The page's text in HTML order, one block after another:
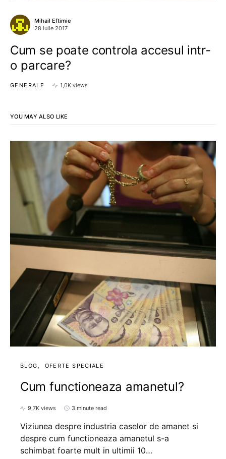
Mihail Eftimie
28 iulie 2017
Cum se poate controla accesul intr-
o parcare?
GENERALE 1,0K views
YOU MAY ALSO LIKE
BLOG OFERTE SPECIALE
Cum functioneaza amanetul?
9,7K views 3 minute read
Viziunea despre industria caselor de amanet si
despre cum functioneaza amanetul s-a
schimbat foarte mult in ultimii 10…